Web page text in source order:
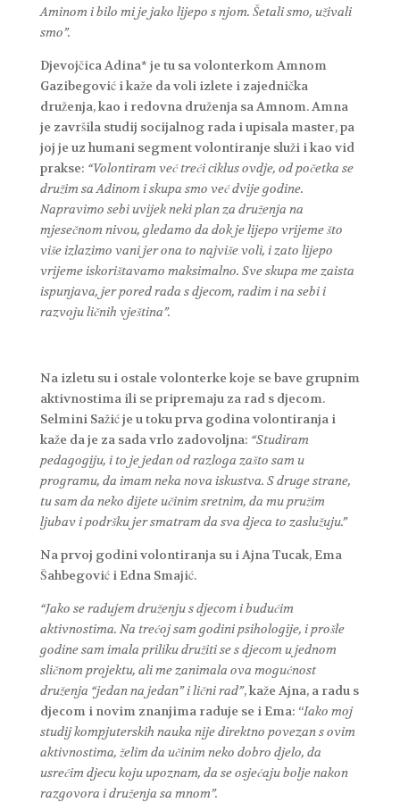
Aminom i bilo mi je jako lijepo s njom. Šetali smo, uživali
smo”.
Djevojčica Adina* je tu sa volonterkom Amnom
Gazibegović i kaže da voli izlete i zajednička
druženja, kao i redovna druženja sa Amnom. Amna
je završila studij socijalnog rada i upisala master, pa
joj je uz humani segment volontiranje služi i kao vid
prakse: “Volontiram već treći ciklus ovdje, od početka se
družim sa Adinom i skupa smo već dvije godine.
Napravimo sebi uvijek neki plan za druženja na
mjesečnom nivou, gledamo da dok je lijepo vrijeme što
više izlazimo vani jer ona to najviše voli, i zato lijepo
vrijeme iskorištavamo maksimalno. Sve skupa me zaista
ispunjava, jer pored rada s djecom, radim i na sebi i
razvoju ličnih vještina”.
Na izletu su i ostale volonterke koje se bave grupnim
aktivnostima ili se pripremaju za rad s djecom.
Selmini Sažić je u toku prva godina volontiranja i
kaže da je za sada vrlo zadovoljna: “Studiram
pedagogiju, i to je jedan od razloga zašto sam u
programu, da imam neka nova iskustva. S druge strane,
tu sam da neko dijete učinim sretnim, da mu pružim
ljubav i podršku jer smatram da sva djeca to zaslužuju.”
Na prvoj godini volontiranja su i Ajna Tucak, Ema
Šahbegović i Edna Smajić.
“Jako se radujem druženju s djecom i budućim
aktivnostima. Na trećoj sam godini psihologije, i prošle
godine sam imala priliku družiti se s djecom u jednom
sličnom projektu, ali me zanimala ova mogućnost
druženja “jedan na jedan” i lični rad”, kaže Ajna, a radu s
djecom i novim znanjima raduje se i Ema: “Iako moj
studij kompjuterskih nauka nije direktno povezan s ovim
aktivnostima, želim da učinim neko dobro djelo, da
usrećim djecu koju upoznam, da se osjećaju bolje nakon
razgovora i druženja sa mnom”.